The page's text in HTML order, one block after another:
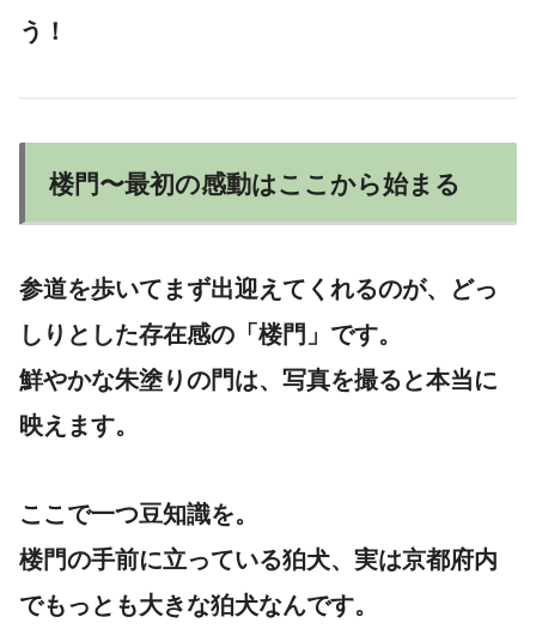
う！
楼門〜最初の感動はここから始まる
参道を歩いてまず出迎えてくれるのが、どっ
しりとした存在感の「楼門」です。
鮮やかな朱塗りの門は、写真を撮ると本当に
映えます。
ここで一つ豆知識を。
楼門の手前に立っている狛犬、実は京都府内
でもっとも大きな狛犬なんです。